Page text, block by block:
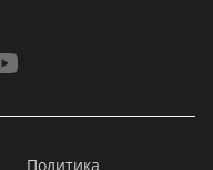
Политика